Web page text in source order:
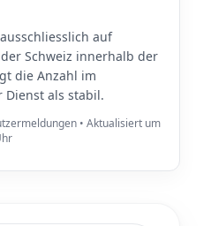
auf
Schweiz innerhalb der
die Anzahl im
als stabil.
• Aktualisiert um